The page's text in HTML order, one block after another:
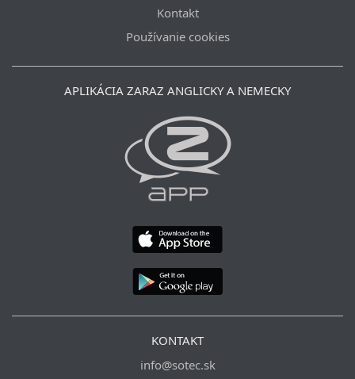
Kontakt
Používanie cookies
APLIKÁCIA ZARAZ ANGLICKY A NEMECKY
KONTAKT
info@sotec.sk